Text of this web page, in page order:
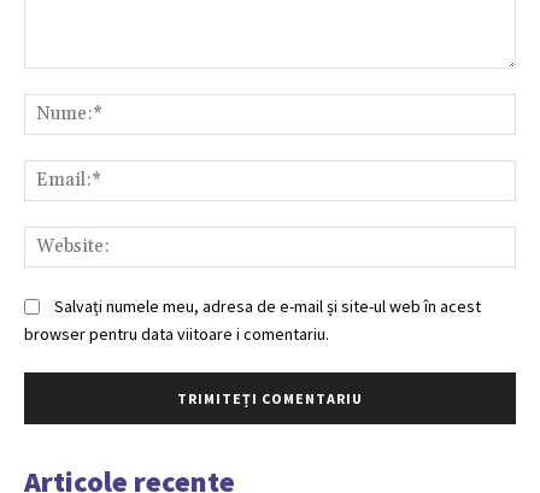
Salvați numele meu, adresa de e-mail și site-ul web în acest
browser pentru data viitoare i comentariu.
Articole recente